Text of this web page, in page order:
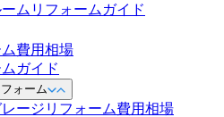
ムリフォームガイド
費用相場
ガイド
ォーム
ージリフォーム費用相場